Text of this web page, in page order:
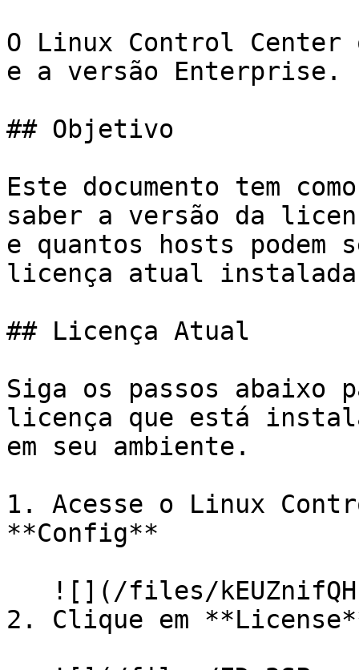
O Linux Control Center
e a versão Enterprise.
## Objetivo
Este documento tem
saber a versão da
e quantos hosts podem
licença atual instalada
## Licença Atual
Siga os passos abaixo
licença que está
em seu ambiente.
1. Acesse o Linux
**Config**
2. Clique em